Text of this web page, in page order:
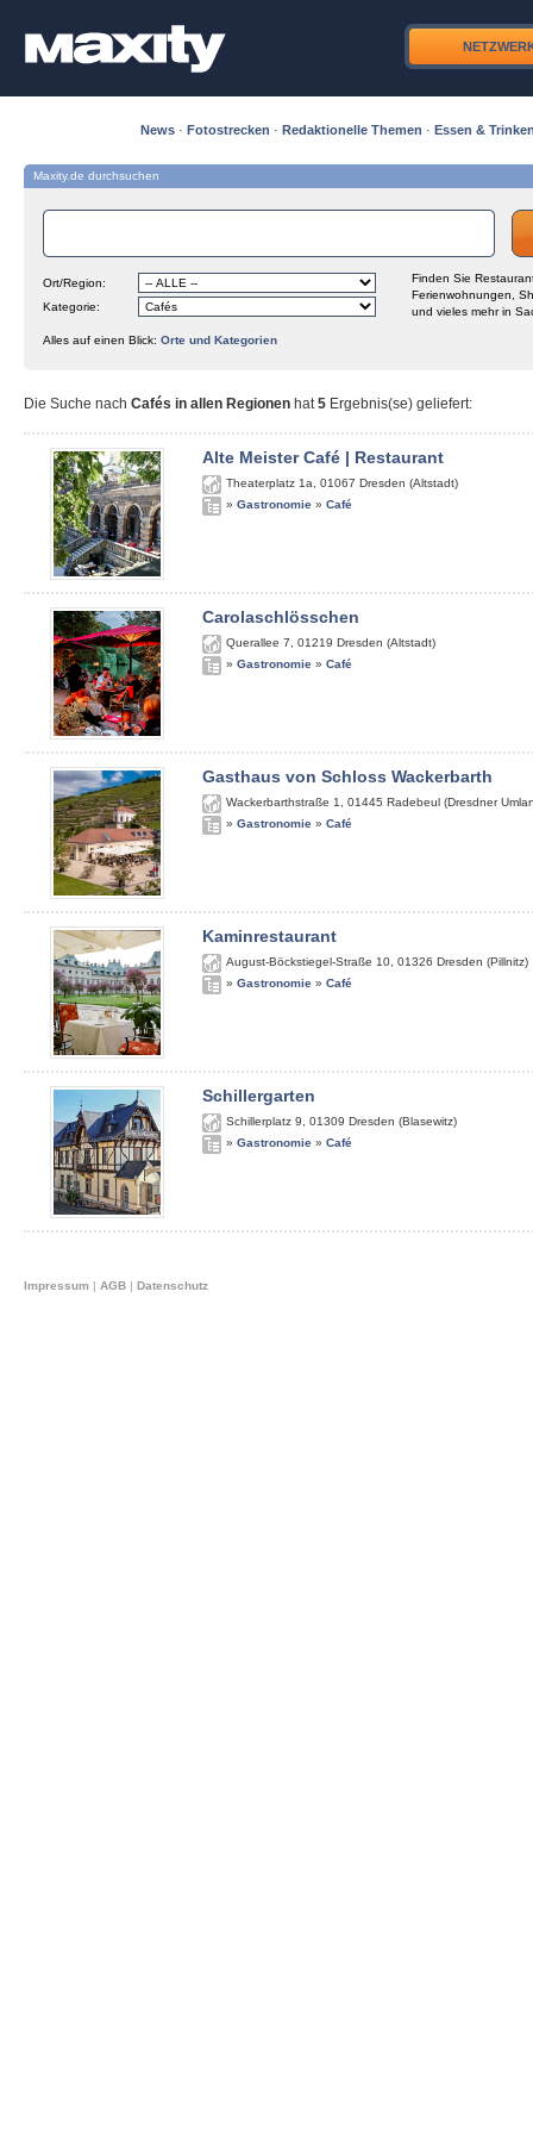
News · Fotostrecken · Redaktionelle Themen · Essen &
Maxity.de durchsuchen
Ort/Region:
Kategorie:
Finden Sie
Ferienwohnungen,
und vieles mehr in
Alles auf einen Blick: Orte und Kategorien
Die Suche nach Cafés in allen Regionen hat5 Ergebnis(se) geliefert:
Alte Meister Café | Restaurant
Theaterplatz 1a 01067 Dresden (Altstadt)
» Gastronomie » Café
Carolaschlösschen
Querallee 7 01219 Dresden (Altstadt)
» Gastronomie » Café
Gasthaus von Schloss Wackerbarth
Wackerbarthstraße 1 01445 Radebeul (Dresdner
» Gastronomie » Café
Kaminrestaurant
August-Böckstiegel-Straße 10 01326 Dresden (Pillnitz)
» Gastronomie » Café
Schillergarten
Schillerplatz 9 01309 Dresden (Blasewitz)
» Gastronomie » Café
Impressum | AGB | Datenschutz